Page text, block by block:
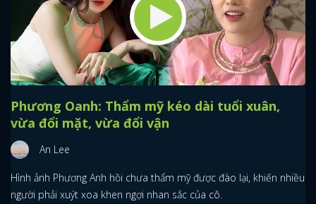
Phương Oanh: Thẩm mỹ kéo dài tuổi xuân,
vừa đổi mặt, vừa đổi vận
An Lee
Hình ảnh Phương Anh hồi chưa thẩm mỹ được đào lại, khiến nhiều
người phải xuýt xoa khen ngợi nhan sắc của cô.